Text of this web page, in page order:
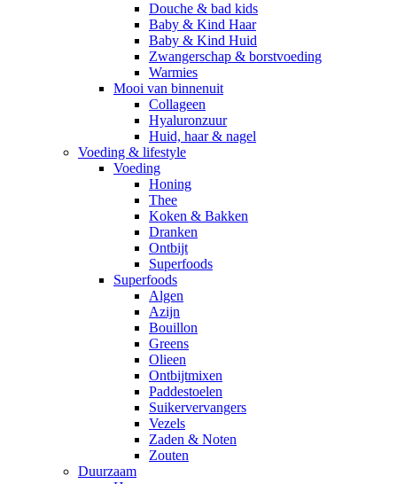
Douche & bad kids
Baby & Kind Haar
Baby & Kind Huid
Zwangerschap & borstvoeding
Warmies
Mooi van binnenuit
Collageen
Hyaluronzuur
Huid, haar & nagel
Voeding & lifestyle
Voeding
Honing
Thee
Koken & Bakken
Dranken
Ontbijt
Superfoods
Superfoods
Algen
Azijn
Bouillon
Greens
Olieen
Ontbijtmixen
Paddestoelen
Suikervervangers
Vezels
Zaden & Noten
Zouten
Duurzaam